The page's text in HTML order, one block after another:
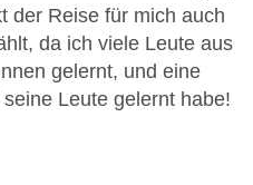
der Reise für mich auch
da ich viele Leute aus
gelernt, und eine
Leute gelernt habe!